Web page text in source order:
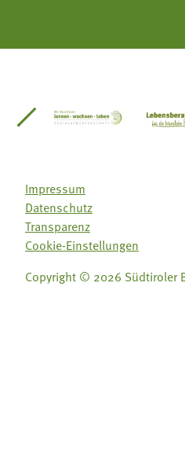
Südtirol
Gärtnervereinigung
Impressum
Datenschutz
Transparenz
Cookie-Einstellungen
Copyright © 2026 Südtiroler